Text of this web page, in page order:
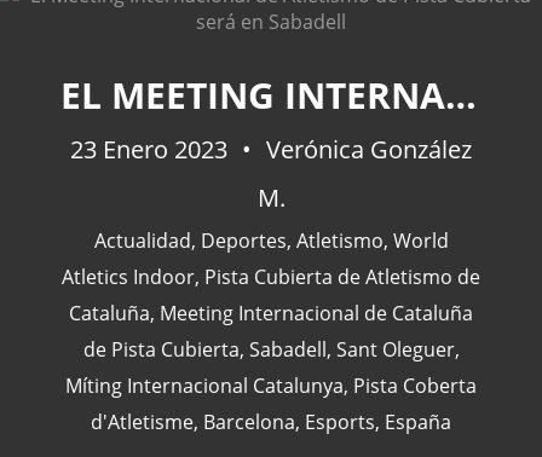
EL MEETING INTERNACIONAL DE ATLETISMO DE PISTA CUBIERTA SERÁ EN SABADELL
23 Enero 2023
Verónica González
M.
Actualidad, Deportes, Atletismo, World
Atletics Indoor, Pista Cubierta de Atletismo de
Cataluña, Meeting Internacional de Cataluña
de Pista Cubierta, Sabadell, Sant Oleguer,
Míting Internacional Catalunya, Pista Coberta
d'Atletisme, Barcelona, Esports, España